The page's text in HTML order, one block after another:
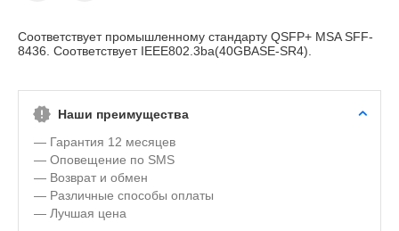
Соответствует промышленному стандарту QSFP+ MSA SFF-
8436. Соответствует IEEE802.3ba(40GBASE-SR4).
Наши преимущества
— Гарантия 12 месяцев
— Оповещение по SMS
— Возврат и обмен
— Различные способы оплаты
— Лучшая цена